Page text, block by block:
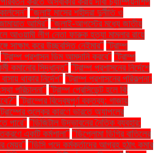
"জুলাই মাসের শহীদরা দুর্নীতি ও
আমির" "জুলাই-আগস্টের মধ্যে জাতীয়
আওয়ামী লীগ নেতা ফারুক হত্যা মামলার রায়ে
সাক্ষাৎ করে উচ্ছ্বসিত নেইমার" "ট্রাম্প
"ট্রাম্প প্রশাসন ডিম আমদানি করবে" "ট্রাম্প
কমানোর সিদ্ধান্ত" "ট্রাম্প প্রশাসনের নির্দেশে
থাকার নির্দেশ" "ট্রাম্প প্রশাসনের পরিকল্পনা:
পরিচালনা" "ট্রাম্প প্রেসিডেন্ট হলে কি
"ট্রাম্পের বিদ্বেষপূর্ণ বক্তব্য: গাজায়
শুল্কের কারণে ভারতে অ্যাপলের
পারে" "ডিজিটাল উদ্ভাবনের নৈতিক ব্যবহার:
একটি কর্মশালা" "ডিপ্লোমা ডিগ্রি বাতিলের
মেয়র" "ডিসি পদে কর্মকর্তাদের আগ্রহ হঠাৎ কমার